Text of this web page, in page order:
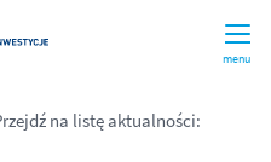
menu
na listę aktualności: